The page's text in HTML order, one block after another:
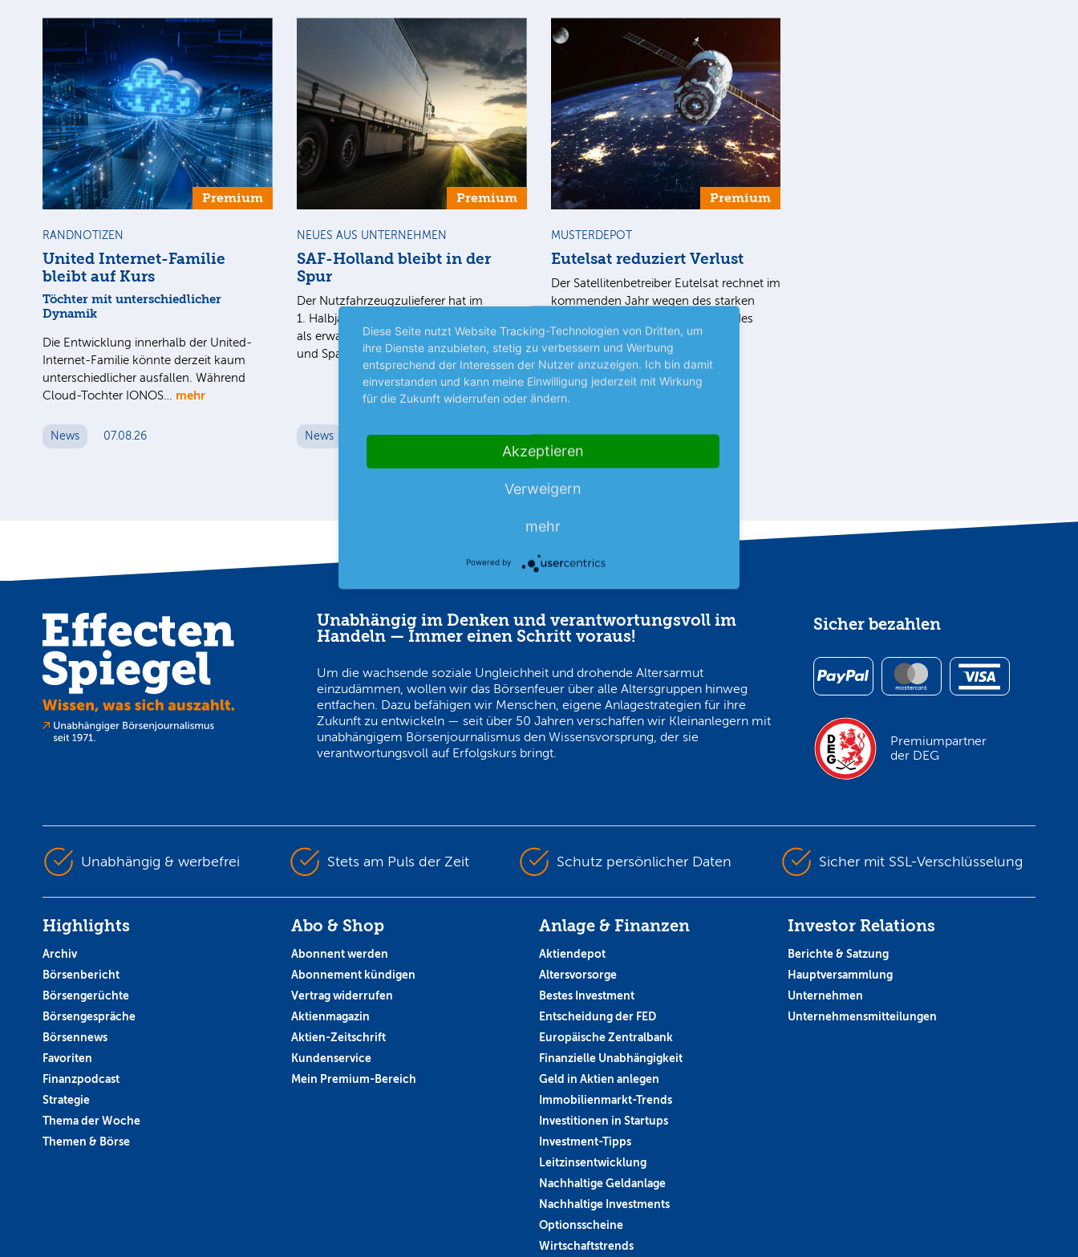
Premium
RANDNOTIZEN
United Internet-Familie
bleibt auf Kurs
Töchter mit unterschiedlicher
Dynamik
Die Entwicklung innerhalb der United-
Internet-Familie könnte derzeit kaum
unterschiedlicher ausfallen. Während
Cloud-Tochter IONOS… mehr
News 07.08.26
Premium
NEUES AUS UNTERNEHMEN
SAF-Holland bleibt in der
Spur
Der Nutzfahrzeugzulieferer hat im
1. Halbjahr etwas besser abgeschnitten
als erwartet. Dazu trugen Skaleneffekte
und Sparmaßnahmen…mehr
News 07.08.26
Premium
MUSTERDEPOT
Eutelsat reduziert Verlust
Der Satellitenbetreiber Eutelsat rechnet im
kommenden Jahr wegen des starken
Wachstums im Geschäftsbereich des
erdnahen Orbits mit…mehr
News 07.08.26
Unabhängig im Denken und verantwortungsvoll im
Handeln — Immer einen Schritt voraus!
Um die wachsende soziale Ungleichheit und drohende Altersarmut
einzudämmen, wollen wir das Börsenfeuer über alle Altersgruppen hinweg
entfachen. Dazu befähigen wir Menschen, eigene Anlagestrategien für ihre
Zukunft zu entwickeln — seit über 50 Jahren verschaffen wir Kleinanlegern mit
unabhängigem Börsenjournalismus den Wissensvorsprung, der sie
verantwortungsvoll auf Erfolgskurs bringt.
Sicher bezahlen
Premiumpartner
der DEG
Unabhängig & werbefrei Stets am Puls der Zeit Schutz persönlicher Daten Sicher mit SSL-Verschlüsselung
Highlights
Archiv
Börsenbericht
Börsengerüchte
Börsengespräche
Börsennews
Favoriten
Finanzpodcast
Strategie
Thema der Woche
Themen & Börse
Abo & Shop
Abonnent werden
Abonnement kündigen
Vertrag widerrufen
Aktienmagazin
Aktien-Zeitschrift
Kundenservice
Mein Premium-Bereich
Anlage & Finanzen
Aktiendepot
Altersvorsorge
Bestes Investment
Entscheidung der FED
Europäische Zentralbank
Finanzielle Unabhängigkeit
Geld in Aktien anlegen
Immobilienmarkt-Trends
Investitionen in Startups
Investment-Tipps
Leitzinsentwicklung
Nachhaltige Geldanlage
Nachhaltige Investments
Optionsscheine
Wirtschaftstrends
Investor Relations
Berichte & Satzung
Hauptversammlung
Unternehmen
Unternehmensmitteilungen
Diese Seite nutzt Website Tracking-Technologien von Dritten, um
ihre Dienste anzubieten, stetig zu verbessern und Werbung
entsprechend der Interessen der Nutzer anzuzeigen. Ich bin damit
einverstanden und kann meine Einwilligung jederzeit mit Wirkung
für die Zukunft widerrufen oder ändern.
Akzeptieren
Verweigern
mehr
Powered by